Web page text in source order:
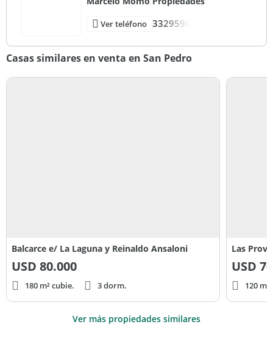
Ver teléfono 3329598
Casas similares en venta en San Pedro
Balcarce e/ La Laguna y Reinaldo Ansaloni
USD 80.000
180 m² cubie. 3 dorm.
Las
USD
120
Ver más propiedades similares